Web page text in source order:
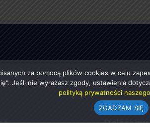
Polecamy
za pomocą plików cookies w celu
Jeśli nie wyrażasz zgody, ustawienia
polityką prywatności
ZGADZAM SIĘ